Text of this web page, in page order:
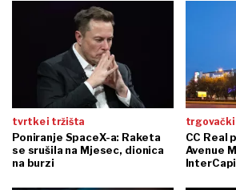
tvrtke i tržišta
Poniranje SpaceX-a: Raketa
se srušila na Mjesec, dionica
na burzi
trgovački
CC Real
Avenue